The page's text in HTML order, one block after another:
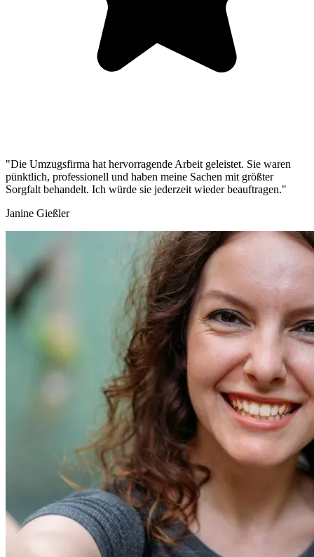
"Die Umzugsfirma hat hervorragende Arbeit geleistet. Sie waren
pünktlich, professionell und haben meine Sachen mit größter
Sorgfalt behandelt. Ich würde sie jederzeit wieder beauftragen."
Janine Gießler